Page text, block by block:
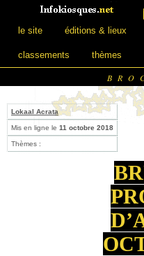
le site éditions & lieux
classements thèmes
Lokaal Acrata
Mis en ligne le 11 octobre 2018
Thèmes :